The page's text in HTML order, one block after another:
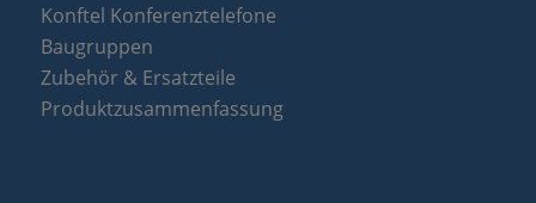
Konftel Konferenztelefone
Baugruppen
Zubehör & Ersatzteile
Produktzusammenfassung